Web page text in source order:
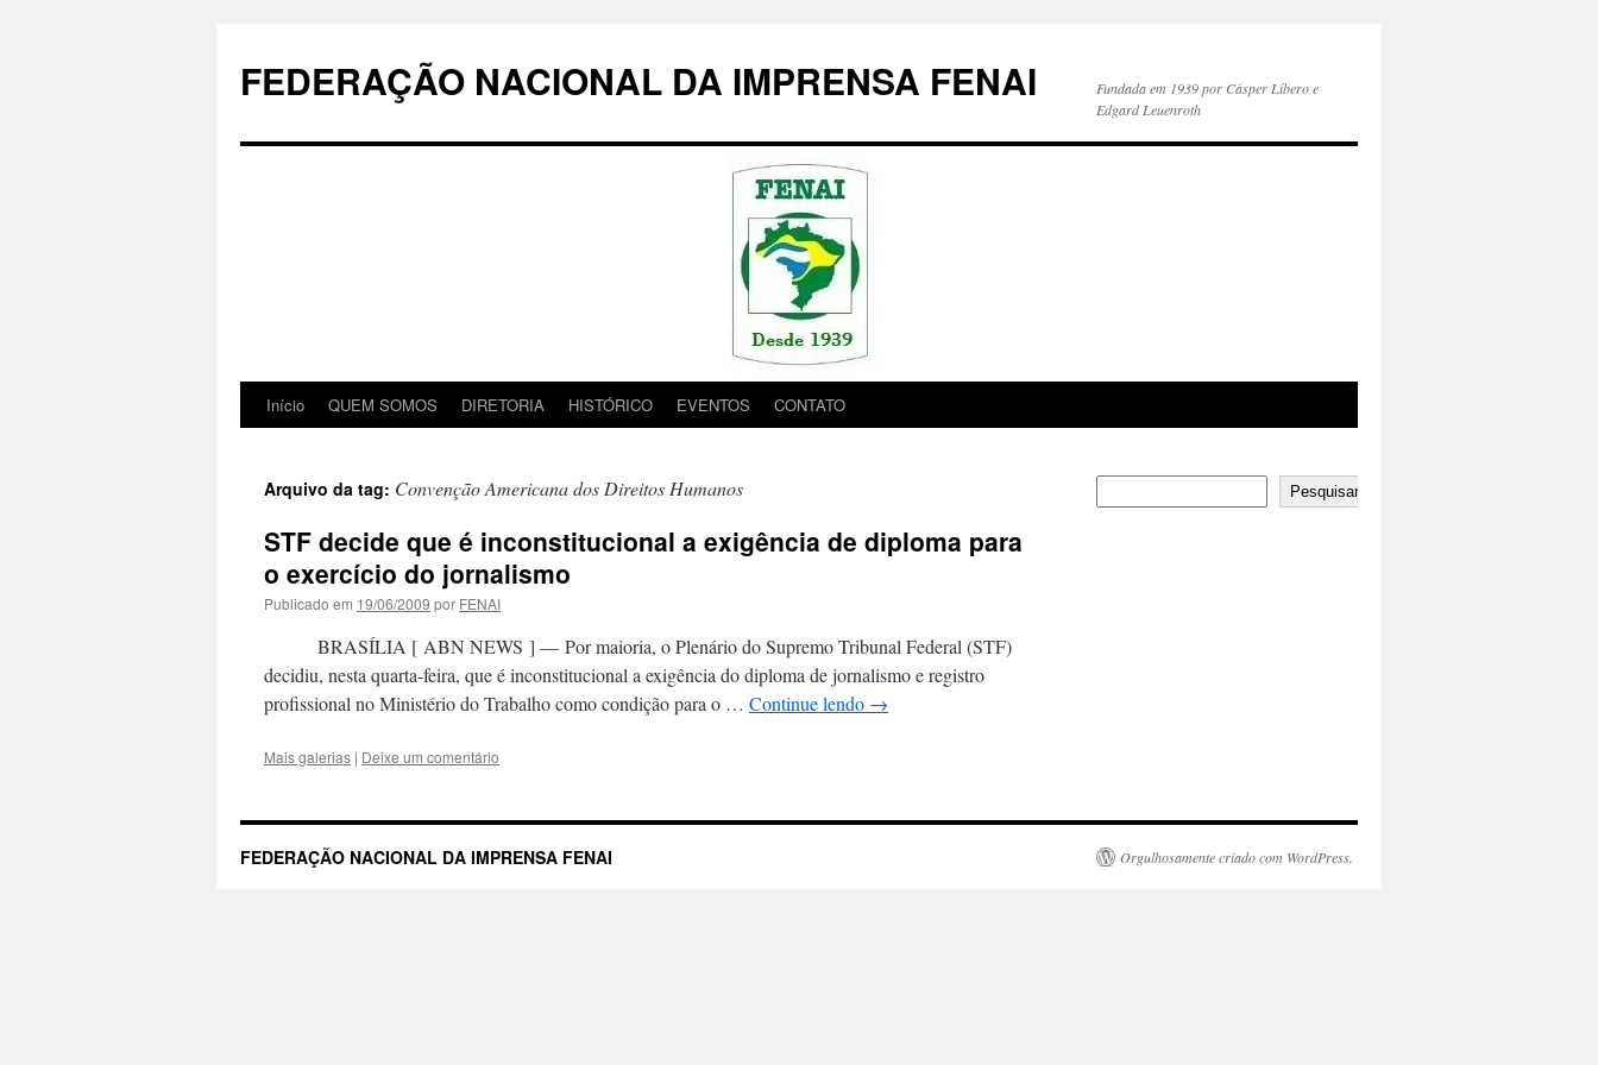
conteúdo
FEDERAÇÃO NACIONAL DA IMPRENSA FENAI
Fundada em 1939 por Cásper Líbero e
Edgard Leuenroth
Início QUEM SOMOS DIRETORIA HISTÓRICO EVENTOS CONTATO
Arquivo da tag: Convenção Americana dos Direitos Humanos
STF decide que é inconstitucional a exigência de diploma para
o exercício do jornalismo
Publicado em 19/06/2009 por FENAI
BRASÍLIA [ ABN NEWS ] — Por maioria, o Plenário do Supremo Tribunal Federal (STF)
decidiu, nesta quarta-feira, que é inconstitucional a exigência do diploma de jornalismo e registro
profissional no Ministério do Trabalho como condição para o … Continue lendo →
Mais galerias | Deixe um comentário
Pesquisar
FEDERAÇÃO NACIONAL DA IMPRENSA FENAI Orgulhosamente criado com WordPress.